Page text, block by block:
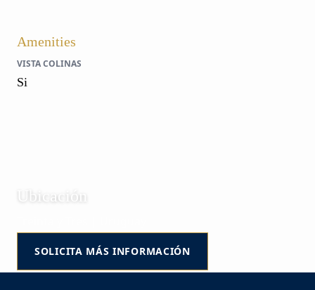
Amenities
VISTA COLINAS
Si
Ubicación
SOLICITA MÁS INFORMACIÓN